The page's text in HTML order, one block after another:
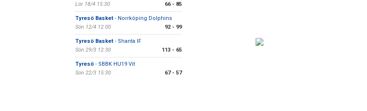
Lör 18/4 15:30
66 - 85
Tyresö Basket- Norrköping Dolphins
Sön 12/4 12:00
92 - 99
Tyresö Basket- Shanta IF
Sön 29/3 12:30
113 - 65
Tyresö- SBBK HU19 Vit
Sön 22/3 15:30
67 - 57